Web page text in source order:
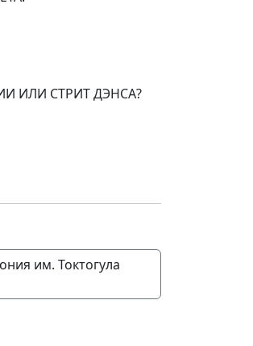
ИЛИ СТРИТ ДЭНСА?
им. Токтогула